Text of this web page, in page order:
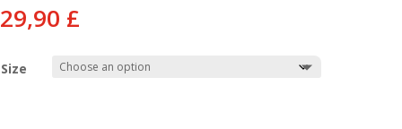
29,90 £
Size